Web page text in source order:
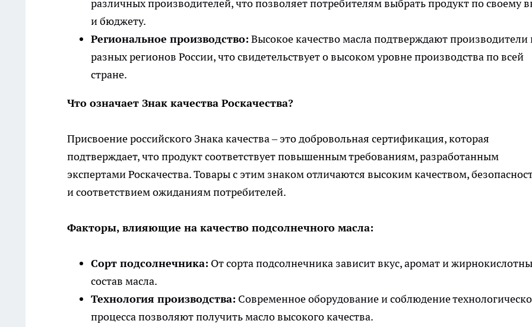
различных производителей, что позволяет потребителям выбрать продукт по своему
и бюджету.
Региональное производство: Высокое качество масла подтверждают производители
разных регионов России, что свидетельствует о высоком уровне производства по всей
стране.
Что означает Знак качества Роскачества?
Присвоение российского Знака качества – это добровольная сертификация, которая
подтверждает, что продукт соответствует повышенным требованиям, разработанным
экспертами Роскачества. Товары с этим знаком отличаются высоким качеством,
и соответствием ожиданиям потребителей.
Факторы, влияющие на качество подсолнечного масла:
Сорт подсолнечника: От сорта подсолнечника зависит вкус, аромат и
состав масла.
Технология производства: Современное оборудование и соблюдение
процесса позволяют получить масло высокого качества.